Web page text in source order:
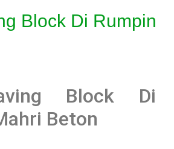
Block Di Rumpin
Block Di
Beton